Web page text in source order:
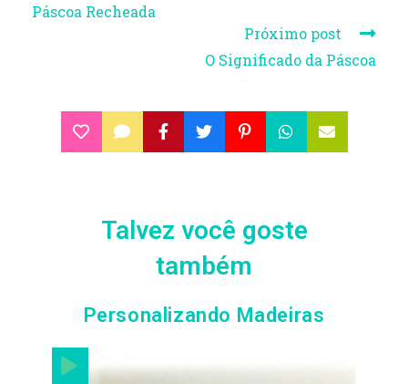
Páscoa Recheada
Próximo post
O Significado da Páscoa
Talvez você goste
também
Personalizando Madeiras